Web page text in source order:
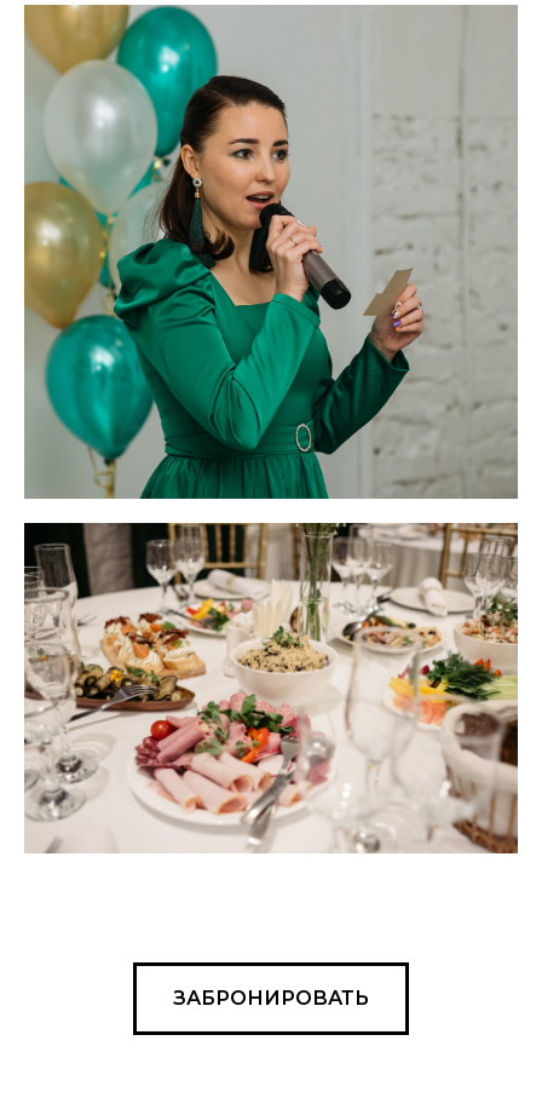
ЗАБРОНИРОВАТЬ